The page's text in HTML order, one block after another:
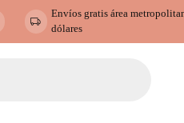
Envíos gratis área
dólares